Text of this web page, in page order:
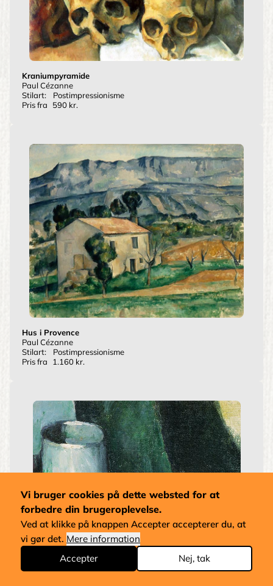
Kraniumpyramide
Paul Cézanne
Stilart:
Postimpressionisme
Pris fra
590 kr.
Hus i Provence
Paul Cézanne
Stilart:
Postimpressionisme
Pris fra
1.160 kr.
Vi bruger cookies på dette websted for at
forbedre din brugeroplevelse.
Ved at klikke på knappen Accepter accepterer du, at
vi gør det. Mere information
Accepter
Nej, tak